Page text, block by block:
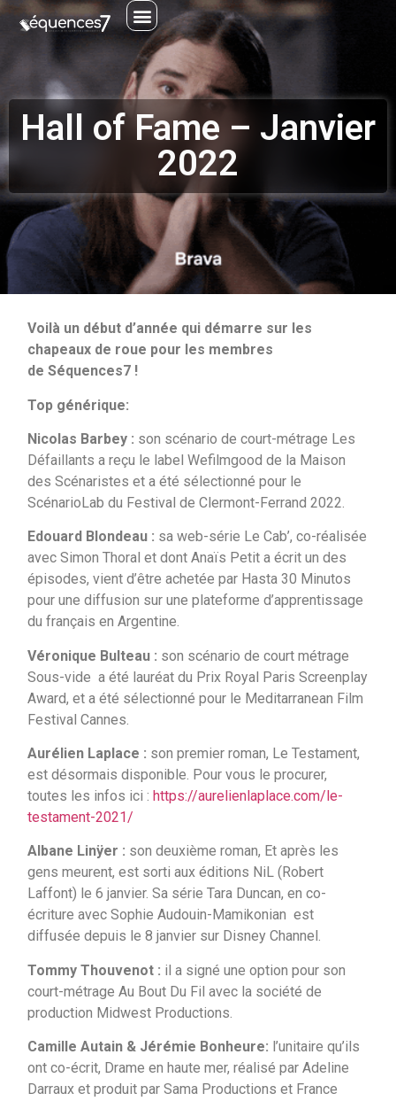
Hall of Fame – Janvier
2022
Voilà un début d’année qui démarre sur les
chapeaux de roue pour les membres
de Séquences7 !
Top générique:
Nicolas Barbey : son scénario de court-métrage Les
Défaillants a reçu le label Wefilmgood de la Maison
des Scénaristes et a été sélectionné pour le
ScénarioLab du Festival de Clermont-Ferrand 2022.
Edouard Blondeau : sa web-série Le Cab’, co-réalisée
avec Simon Thoral et dont Anaïs Petit a écrit un des
épisodes, vient d’être achetée par Hasta 30 Minutos
pour une diffusion sur une plateforme d’apprentissage
du français en Argentine.
Véronique Bulteau : son scénario de court métrage
Sous-vide a été lauréat du Prix Royal Paris Screenplay
Award, et a été sélectionné pour le Meditarranean Film
Festival Cannes.
Aurélien Laplace : son premier roman, Le Testament,
est désormais disponible. Pour vous le procurer,
toutes les infos ici :https://aurelienlaplace.com/le-
testament-2021/
Albane Linÿer : son deuxième roman, Et après les
gens meurent, est sorti aux éditions NiL (Robert
Laffont) le 6 janvier. Sa série Tara Duncan, en co-
écriture avec Sophie Audouin-Mamikonian est
diffusée depuis le 8 janvier sur Disney Channel.
Tommy Thouvenot : il a signé une option pour son
court-métrage Au Bout Du Fil avec la société de
production Midwest Productions.
Camille Autain & Jérémie Bonheure: l’unitaire qu’ils
ont co-écrit, Drame en haute mer, réalisé par Adeline
Darraux et produit par Sama Productions et France